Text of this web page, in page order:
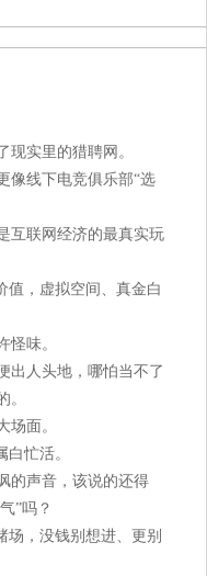
现实里的猎聘网。
像线下电竞俱乐部“选
互联网经济的最真实玩
值，虚拟空间、真金白
怪味。
出人头地，哪怕当不了
。
场面。
忙活。
的声音，该说的还得
”吗？
场，没钱别想进、更别